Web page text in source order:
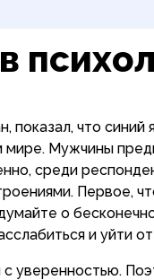
показал, что
Мужчины
среди
Первое,
о
и уйти
уверенностью.